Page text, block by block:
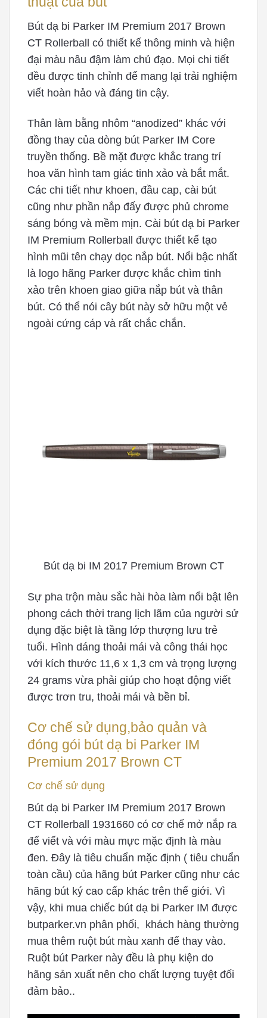
Bút dạ bi Parker IM Premium 2017 Brown
CT Rollerball có thiết kế thông minh và hiện
đại màu nâu đậm làm chủ đạo. Mọi chi tiết
đều được tinh chỉnh để mang lại trải nghiệm
viết hoàn hảo và đáng tin cậy.
Thân làm bằng nhôm “anodized” khác với
đồng thay của dòng bút Parker IM Core
truyền thống. Bề mặt được khắc trang trí
hoa văn hình tam giác tinh xảo và bắt mắt.
Các chi tiết như khoen, đầu cap, cài bút
cũng như phần nắp đấy được phủ chrome
sáng bóng và mềm mịn. Cài bút dạ bi Parker
IM Premium Rollerball được thiết kế tạo
hình mũi tên chạy dọc nắp bút. Nổi bậc nhất
là logo hãng Parker được khắc chìm tinh
xảo trên khoen giao giữa nắp bút và thân
bút. Có thể nói cây bút này sở hữu một vẻ
ngoài cứng cáp và rất chắc chắn.
Bút dạ bi IM 2017 Premium Brown CT
Sự pha trộn màu sắc hài hòa làm nổi bật lên
phong cách thời trang lịch lãm của người sử
dụng đặc biệt là tầng lớp thượng lưu trẻ
tuổi. Hình dáng thoải mái và công thái học
với kích thước 11,6 x 1,3 cm và trọng lượng
24 grams vừa phải giúp cho hoạt động viết
được trơn tru, thoải mái và bền bỉ.
Cơ chế sử dụng,bảo quản và
đóng gói bút dạ bi Parker IM
Premium 2017 Brown CT
Cơ chế sử dụng
Bút dạ bi Parker IM Premium 2017 Brown
CT Rollerball 1931660 có cơ chế mở nắp ra
để viết và với màu mực mặc định là màu
đen. Đây là tiêu chuẩn mặc định ( tiêu chuẩn
toàn cầu) của hãng bút Parker cũng như các
hãng bút ký cao cấp khác trên thế giới. Vì
vậy, khi mua chiếc bút dạ bi Parker IM được
butparker.vn phân phối, khách hàng thường
mua thêm ruột bút màu xanh để thay vào.
Ruột bút Parker này đều là phụ kiện do
hãng sản xuất nên cho chất lượng tuyệt đối
đảm bảo..